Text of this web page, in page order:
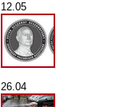
12.05
26.04